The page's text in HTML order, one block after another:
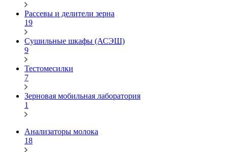
Рассевы и делители зерна
19
Сушильные шкафы (АСЭШ)
9
Тестомесилки
7
Зерновая мобильная лаборатория
1
Анализаторы молока
18